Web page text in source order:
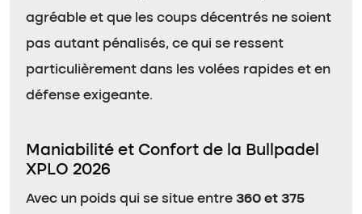
agréable et que les coups décentrés ne soient
pas autant pénalisés, ce qui se ressent
particulièrement dans les volées rapides et en
défense exigeante.
Maniabilité et Confort de la Bullpadel
XPLO 2026
Avec un poids qui se situe entre 360 et 375